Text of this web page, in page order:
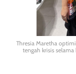
Thresia Maretha
tengah krisis